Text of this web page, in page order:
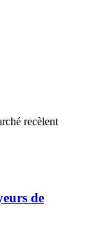
recèlent
de